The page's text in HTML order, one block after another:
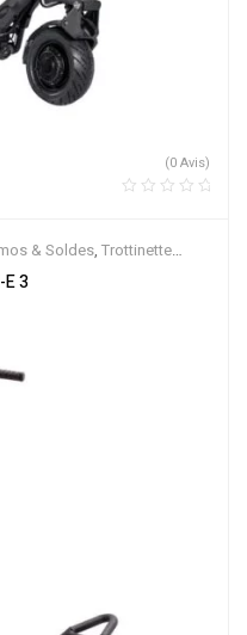
(0 Avis)
& Soldes, Trottinette
3